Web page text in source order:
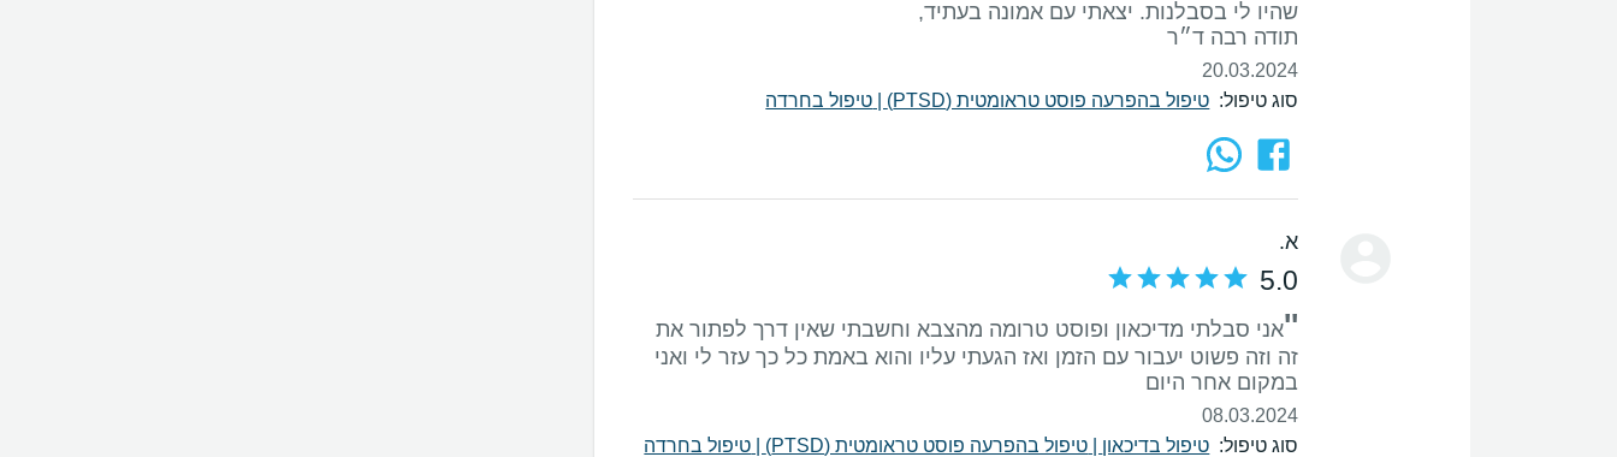
תודה רבה ד״ר
20.03.2024
סוג טיפול: טיפול בהפרעה פוסט טראומטית (PTSD) טיפול בחרדה
א.
5.0
''אני סבלתי מדיכאון ופוסט טרומה מהצבא וחשבתי שאין דרך לפתור את
זה וזה פשוט יעבור עם הזמן ואז הגעתי עליו והוא באמת כל כך עזר לי ואני
במקום אחר היום
08.03.2024
סוג טיפול: טיפול בדיכאון טיפול בהפרעה פוסט טראומטית (PTSD) טיפול בחרדה